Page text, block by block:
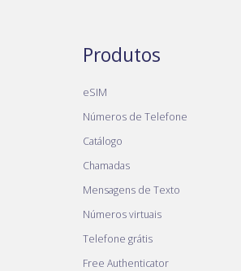
Produtos
eSIM
Números de Telefone
Catálogo
Chamadas
Mensagens de Texto
Números virtuais
Telefone grátis
Free Authenticator